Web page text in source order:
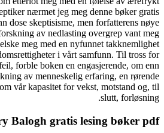
og
forskning
over, og
for
lesing av